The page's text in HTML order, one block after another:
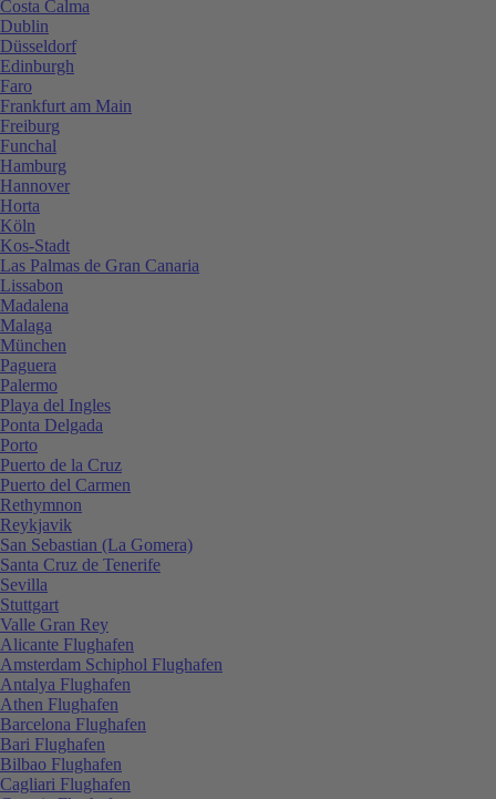
Costa Calma
Dublin
Düsseldorf
Edinburgh
Faro
Frankfurt am Main
Freiburg
Funchal
Hamburg
Hannover
Horta
Köln
Kos-Stadt
Las Palmas de Gran Canaria
Lissabon
Madalena
Malaga
München
Paguera
Palermo
Playa del Ingles
Ponta Delgada
Porto
Puerto de la Cruz
Puerto del Carmen
Rethymnon
Reykjavik
San Sebastian (La Gomera)
Santa Cruz de Tenerife
Sevilla
Stuttgart
Valle Gran Rey
Alicante Flughafen
Amsterdam Schiphol Flughafen
Antalya Flughafen
Athen Flughafen
Barcelona Flughafen
Bari Flughafen
Bilbao Flughafen
Cagliari Flughafen